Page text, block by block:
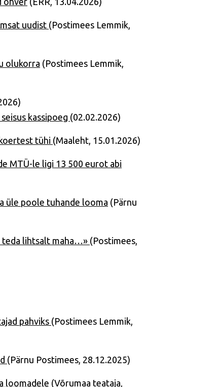
uudist (Postimees Lemmik,
olukorra (Postimees Lemmik,
kassipoeg (02.02.2026)
tühi (Maaleht, 15.01.2026)
MTÜ-le ligi 13 500 eurot abi
üle poole tuhande looma (Pärnu
teda lihtsalt maha…» (Postimees,
pahviks (Postimees Lemmik,
(Pärnu Postimees, 28.12.2025)
loomadele (Võrumaa teataja,